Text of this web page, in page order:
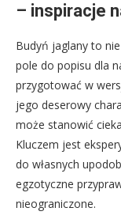
– inspiracje
Budyń jaglany to
pole do popisu dla
przygotować w
jego deserowy
może stanowić
Kluczem jest
do własnych
egzotyczne
nieograniczone.